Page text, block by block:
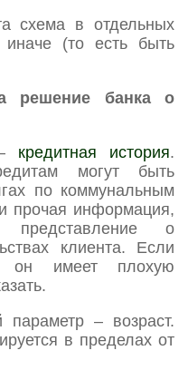
схема в отдельных
иначе (то есть быть
решение банка о
кредитная история.
могут быть
по коммунальным
прочая информация,
о
клиента. Если
он имеет плохую
– возраст.
в пределах от